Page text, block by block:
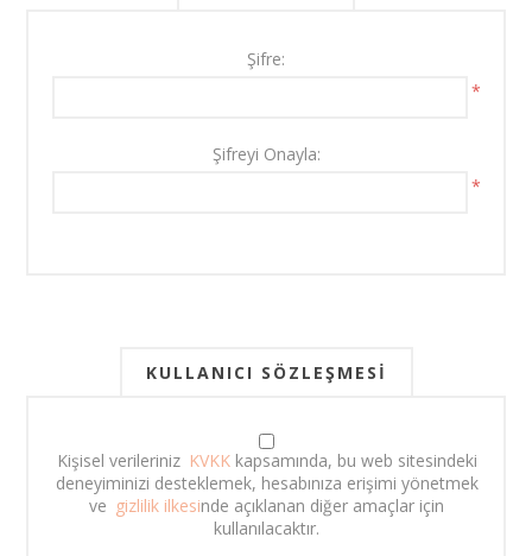
Şifre:
*
Şifreyi Onayla:
*
KULLANICI SÖZLEŞMESI
Kişisel verileriniz KVKK kapsamında, bu web sitesindeki
deneyiminizi desteklemek, hesabınıza erişimi yönetmek
ve gizlilik ilkesinde açıklanan diğer amaçlar için
kullanılacaktır.